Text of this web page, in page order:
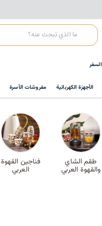
السفر
الأجهزة الكهربائية مفروشات الأسرة
طقم الشاي
والقهوة العربي
فناجين القهوة
العربي